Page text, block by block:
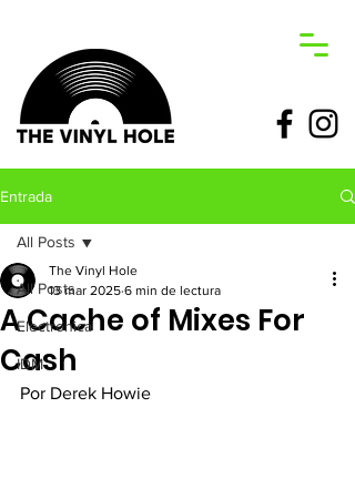
Entrada
All Posts
Electronica
IDM
All Posts
A Cache of Mixes For
Cash
The Vinyl Hole
13 mar 2025 6 min de lectura
Por Derek Howie